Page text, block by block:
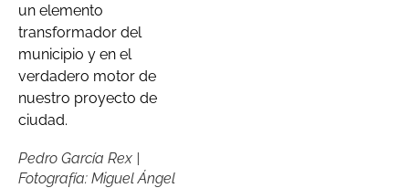
un elemento
transformador del
municipio y en el
verdadero motor de
nuestro proyecto de
ciudad.
Pedro García Rex |
Fotografía: Miguel Ángel